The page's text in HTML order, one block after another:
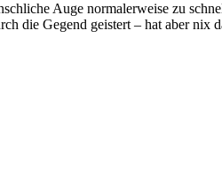
Auge normalerweise zu
die Gegend geistert – hat aber